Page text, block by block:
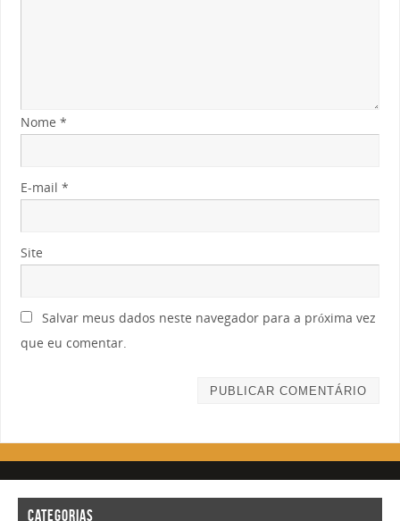
Nome *
E-mail *
Site
Salvar meus dados neste navegador para a próxima vez
que eu comentar.
CATEGORIAS